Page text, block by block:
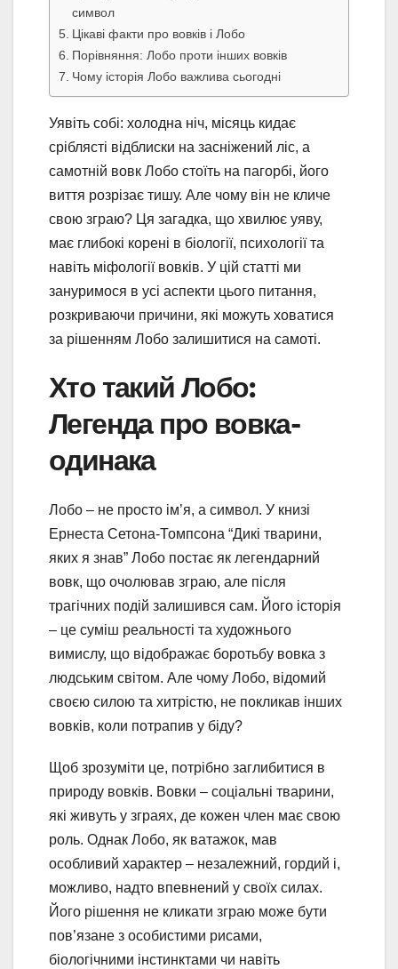
символ
Цікаві факти про вовків і Лобо
Порівняння: Лобо проти інших вовків
Чому історія Лобо важлива сьогодні
Уявіть собі: холодна ніч, місяць кидає
сріблясті відблиски на засніжений ліс, а
самотній вовк Лобо стоїть на пагорбі, його
виття розрізає тишу. Але чому він не кличе
свою зграю? Ця загадка, що хвилює уяву,
має глибокі корені в біології, психології та
навіть міфології вовків. У цій статті ми
зануримося в усі аспекти цього питання,
розкриваючи причини, які можуть ховатися
за рішенням Лобо залишитися на самоті.
Хто такий Лобо:
Легенда про вовка-
одинака
Лобо – не просто ім’я, а символ. У книзі
Ернеста Сетона-Томпсона “Дикі тварини,
яких я знав” Лобо постає як легендарний
вовк, що очолював зграю, але після
трагічних подій залишився сам. Його історія
– це суміш реальності та художнього
вимислу, що відображає боротьбу вовка з
людським світом. Але чому Лобо, відомий
своєю силою та хитрістю, не покликав інших
вовків, коли потрапив у біду?
Щоб зрозуміти це, потрібно заглибитися в
природу вовків. Вовки – соціальні тварини,
які живуть у зграях, де кожен член має свою
роль. Однак Лобо, як ватажок, мав
особливий характер – незалежний, гордий і,
можливо, надто впевнений у своїх силах.
Його рішення не кликати зграю може бути
пов’язане з особистими рисами,
біологічними інстинктами чи навіть